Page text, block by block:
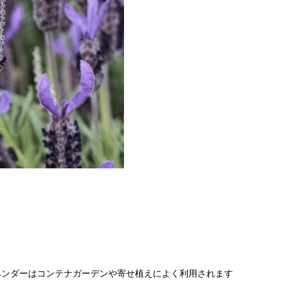
ダーはコンテナガーデンや寄せ植えによく利用されます